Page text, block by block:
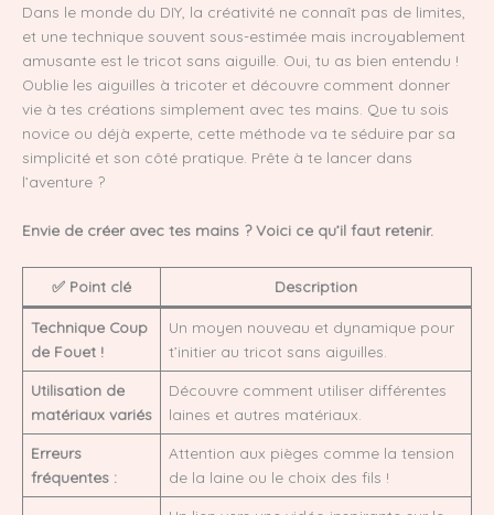
Dans le monde du DIY, la créativité ne connaît pas de limites,
et une technique souvent sous-estimée mais incroyablement
amusante est le tricot sans aiguille. Oui, tu as bien entendu !
Oublie les aiguilles à tricoter et découvre comment donner
vie à tes créations simplement avec tes mains. Que tu sois
novice ou déjà experte, cette méthode va te séduire par sa
simplicité et son côté pratique. Prête à te lancer dans
l’aventure ?
Envie de créer avec tes mains ? Voici ce qu’il faut retenir.
✅ Point clé Description
Technique Coup
de Fouet !
Un moyen nouveau et dynamique pour
t’initier au tricot sans aiguilles.
Utilisation de
matériaux variés
Découvre comment utiliser différentes
laines et autres matériaux.
Erreurs
fréquentes :
Attention aux pièges comme la tension
de la laine ou le choix des fils !